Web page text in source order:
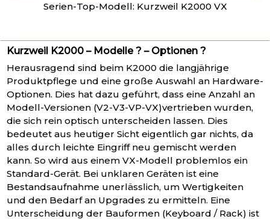
Serien-Top-Modell: Kurzweil K2000 VX
Kurzweil K2000 – Modelle ? – Optionen ?
Herausragend sind beim K2000 die langjährige
Produktpflege und eine große Auswahl an Hardware-
Optionen. Dies hat dazu geführt, dass eine Anzahl an
Modell-Versionen (V2-V3-VP-VX)vertrieben wurden,
die sich rein optisch unterscheiden lassen. Dies
bedeutet aus heutiger Sicht eigentlich gar nichts, da
alles durch leichte Eingriff neu gemischt werden
kann. So wird aus einem VX-Modell problemlos ein
Standard-Gerät. Bei unklaren Geräten ist eine
Bestandsaufnahme unerlässlich, um Wertigkeiten
und den Bedarf an Upgrades zu ermitteln. Eine
Unterscheidung der Bauformen (Keyboard / Rack) ist